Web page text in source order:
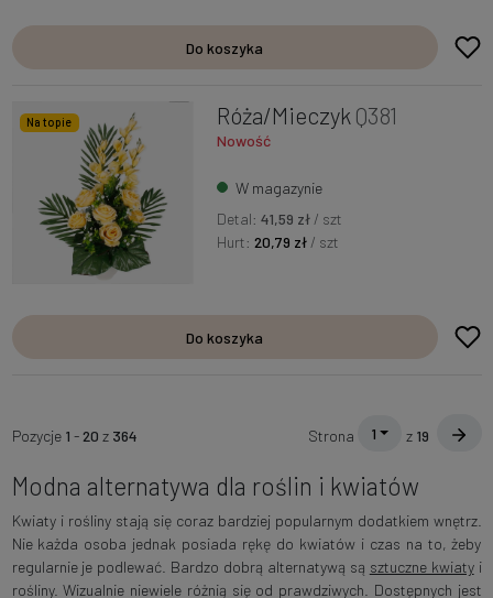
Do koszyka
Na topie Róża/Mieczyk Q381
Nowość
W magazynie
Detal: 41,59 zł / szt
Hurt:20,79 zł / szt
Do koszyka
Pozycje 1 -20 z 364 Strona 1 z 19
Modna alternatywa dla roślin i kwiatów
Kwiaty i rośliny stają się coraz bardziej popularnym dodatkiem wnętrz.
Nie każda osoba jednak posiada rękę do kwiatów i czas na to, żeby
regularnie je podlewać. Bardzo dobrą alternatywą są sztuczne kwiatyi
rośliny. Wizualnie niewiele różnią się od prawdziwych. Dostępnych jest